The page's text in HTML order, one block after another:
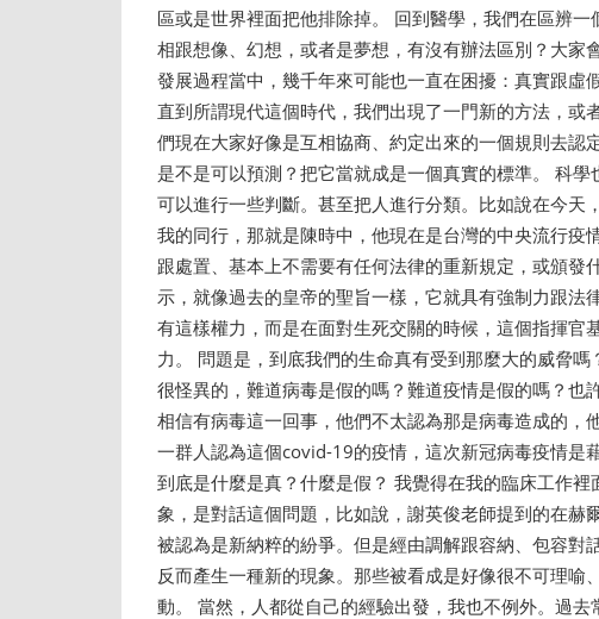
區或是世界裡面把他排除掉。 回到醫學，我們在區辨
相跟想像、幻想，或者是夢想，有沒有辦法區別？大
發展過程當中，幾千年來可能也一直在困擾：真實跟
直到所謂現代這個時代，我們出現了一門新的方法，
們現在大家好像是互相協商、約定出來的一個規則去認
是不是可以預測？把它當就成是一個真實的標準。 科
可以進行一些判斷。甚至把人進行分類。比如說在今
我的同行，那就是陳時中，他現在是台灣的中央流行
跟處置、基本上不需要有任何法律的重新規定，或頒
示，就像過去的皇帝的聖旨一樣，它就具有強制力跟
有這樣權力，而是在面對生死交關的時候，這個指揮
力。 問題是，到底我們的生命真有受到那麼大的威脅
很怪異的，難道病毒是假的嗎？難道疫情是假的嗎？
相信有病毒這一回事，他們不太認為那是病毒造成的
一群人認為這個covid-19的疫情，這次新冠病毒疫情是
到底是什麼是真？什麼是假？ 我覺得在我的臨床工作
象，是對話這個問題，比如說，謝英俊老師提到的在
被認為是新納粹的紛爭。但是經由調解跟容納、包容對
反而產生一種新的現象。那些被看成是好像很不可理
動。 當然，人都從自己的經驗出發，我也不例外。過